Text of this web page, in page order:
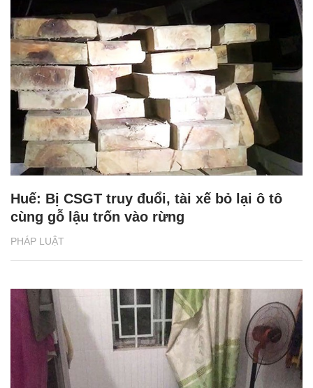
PHÁP LUẬT
Huế: Bị CSGT truy đuổi, tài xế bỏ lại ô tô
cùng gỗ lậu trốn vào rừng